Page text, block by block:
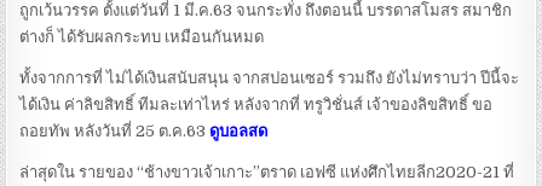
ถูกเว้นวรรค ตั้งแต่วันที่ 1 มี.ค.63 จนกระทั่ง ถึงตอนนี้ บรรดาสโมสร สมาชิก
ต่างก็ ได้รับผลกระทบ เหมือนกันหมด
ทั้งจากการที่ ไม่ได้เงินสนับสนุน จากสปอนเซอร์ รวมถึง ยังไม่ทราบว่า ปีนี้จะ
ได้เงิน ค่าลิขสิทธิ์ ทีมละเท่าไหร่ หลังจากที่ ทรูวิชั่นส์ เจ้าของลิขสิทธิ์ ขอ
ถอยทัพ หลังวันที่ 25 ต.ค.63 ดูบอลสด
ล่าสุดใน รายของ “ช้างขาวเจ้าเกาะ”ตราด เอฟซี แห่งศึกไทยลีก2020-21 ที่